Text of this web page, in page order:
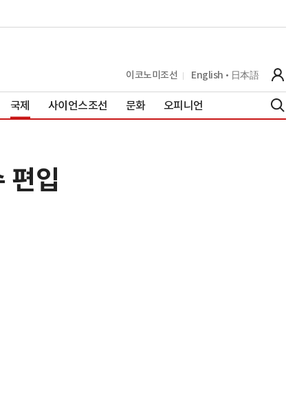
이코노미조선 English 日本語
국제 사이언스조선 문화 오피니언
편입